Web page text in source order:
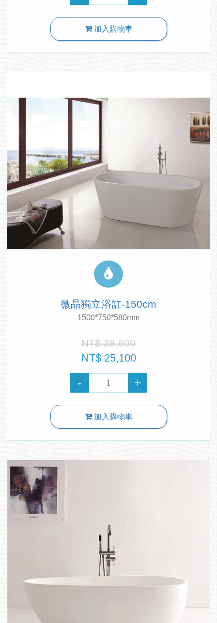
加入購物車
微晶獨立浴缸-150cm
1500*750*580mm
NT$ 28,600
NT$ 25,100
加入購物車